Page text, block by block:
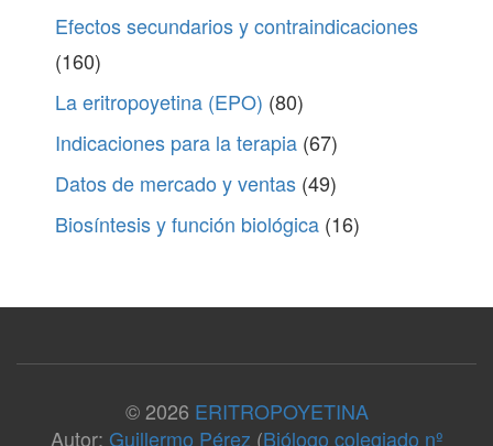
Efectos secundarios y contraindicaciones
(160)
La eritropoyetina (EPO) (80)
Indicaciones para la terapia (67)
Datos de mercado y ventas (49)
Biosíntesis y función biológica (16)
© 2026 ERITROPOYETINA
Autor: Guillermo Pérez (Biólogo colegiado nº